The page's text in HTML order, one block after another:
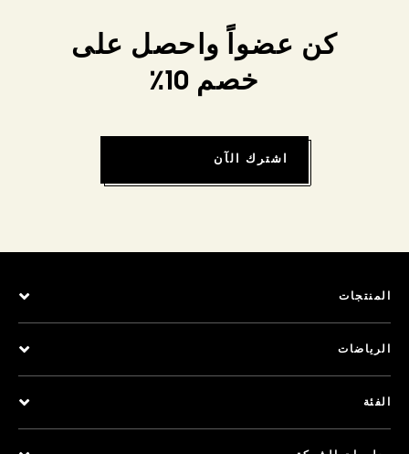
كن عضواً واحصل على
خصم 10٪
اشترك الآن
المنتجات
الرياضات
الفئة